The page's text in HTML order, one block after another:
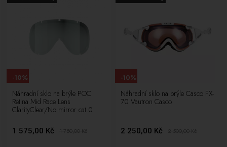
Náhradní sklo na brýle POC
Retina Mid Race Lens
ClarityClear/No mirror cat.0
1 575,00 Kč 1 750,00Kč
-10%
Náhradní sklo na brýle Casco FX-
70 Vautron Casco
2 250,00 Kč 2 500,00Kč
-10%